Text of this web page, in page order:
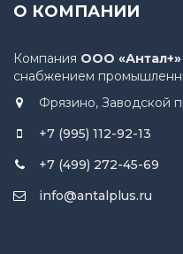
О КОМПАНИИ
Компания ООО «Антал+»
снабжением
Фрязино, Заводской
+7 (995) 112-92-13
+7 (499) 272-45-69
info@antalplus.ru